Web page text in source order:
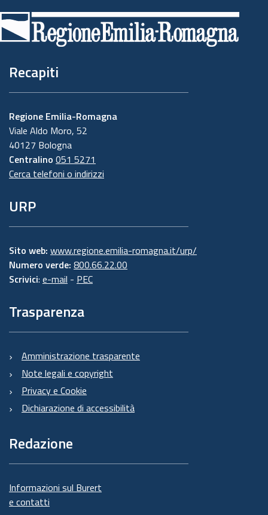
di
pagina
Recapiti
Regione Emilia-Romagna
Viale Aldo Moro, 52
40127 Bologna
Centralino 051 5271
Cerca telefoni o indirizzi
URP
Sito web: www.regione.emilia-romagna.it/urp/
Numero verde: 800.66.22.00
Scrivici: e-mail - PEC
Trasparenza
Amministrazione trasparente
Note legali e copyright
Privacy e Cookie
Dichiarazione di accessibilità
Redazione
Informazioni sul Burert
e contatti